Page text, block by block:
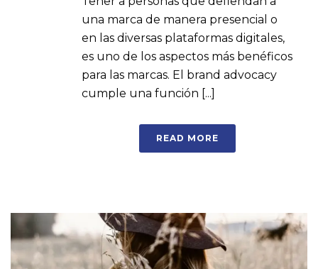
una marca de manera presencial o
en las diversas plataformas digitales,
es uno de los aspectos más benéficos
para las marcas. El brand advocacy
cumple una función [...]
READ MORE